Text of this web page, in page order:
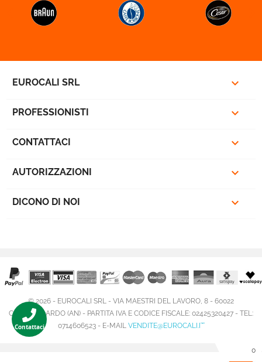
EUROCALI SRL 
PROFESSIONISTI 
CONTATTACI 
AUTORIZZAZIONI 
DICONO DI NOI 
© 2026 - EUROCALI SRL - VIA MAESTRI DEL LAVORO, 8 - 60022
CASTELFIDARDO (AN) - PARTITA IVA E CODICE FISCALE: 02425320427 - TEL:
0714606523 - E-MAIL VENDITE@EUROCALI.IT
0
Contattaci